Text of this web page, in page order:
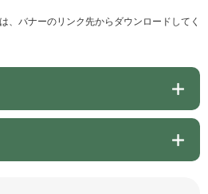
、バナーのリンク先からダウンロードしてく